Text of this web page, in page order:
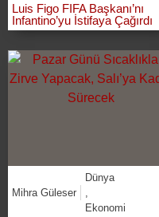
Luis Figo FIFA Başkanı’nı
Infantino’yu İstifaya Çağırdı
Mihra Güleser
Dünya
Ekonomi